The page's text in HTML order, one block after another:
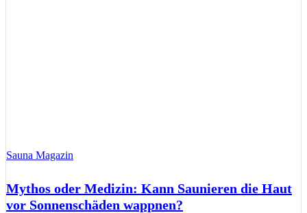
Sauna Magazin
Mythos oder Medizin: Kann Saunieren die Haut
vor Sonnenschäden wappnen?